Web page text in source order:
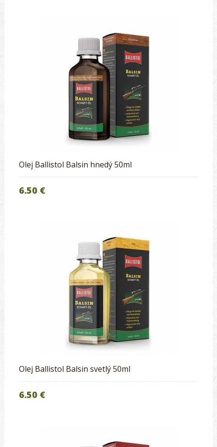
Olej Ballistol Balsin hnedý 50ml
6.50 €
Olej Ballistol Balsin svetlý 50ml
6.50 €